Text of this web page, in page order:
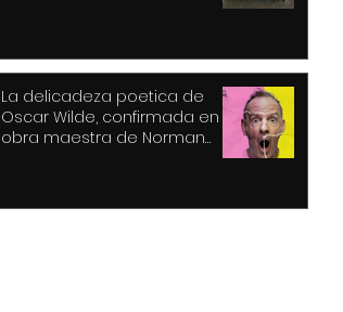
La delicadeza poetica de
Oscar Wilde, confirmada en la
obra maestra de Norman